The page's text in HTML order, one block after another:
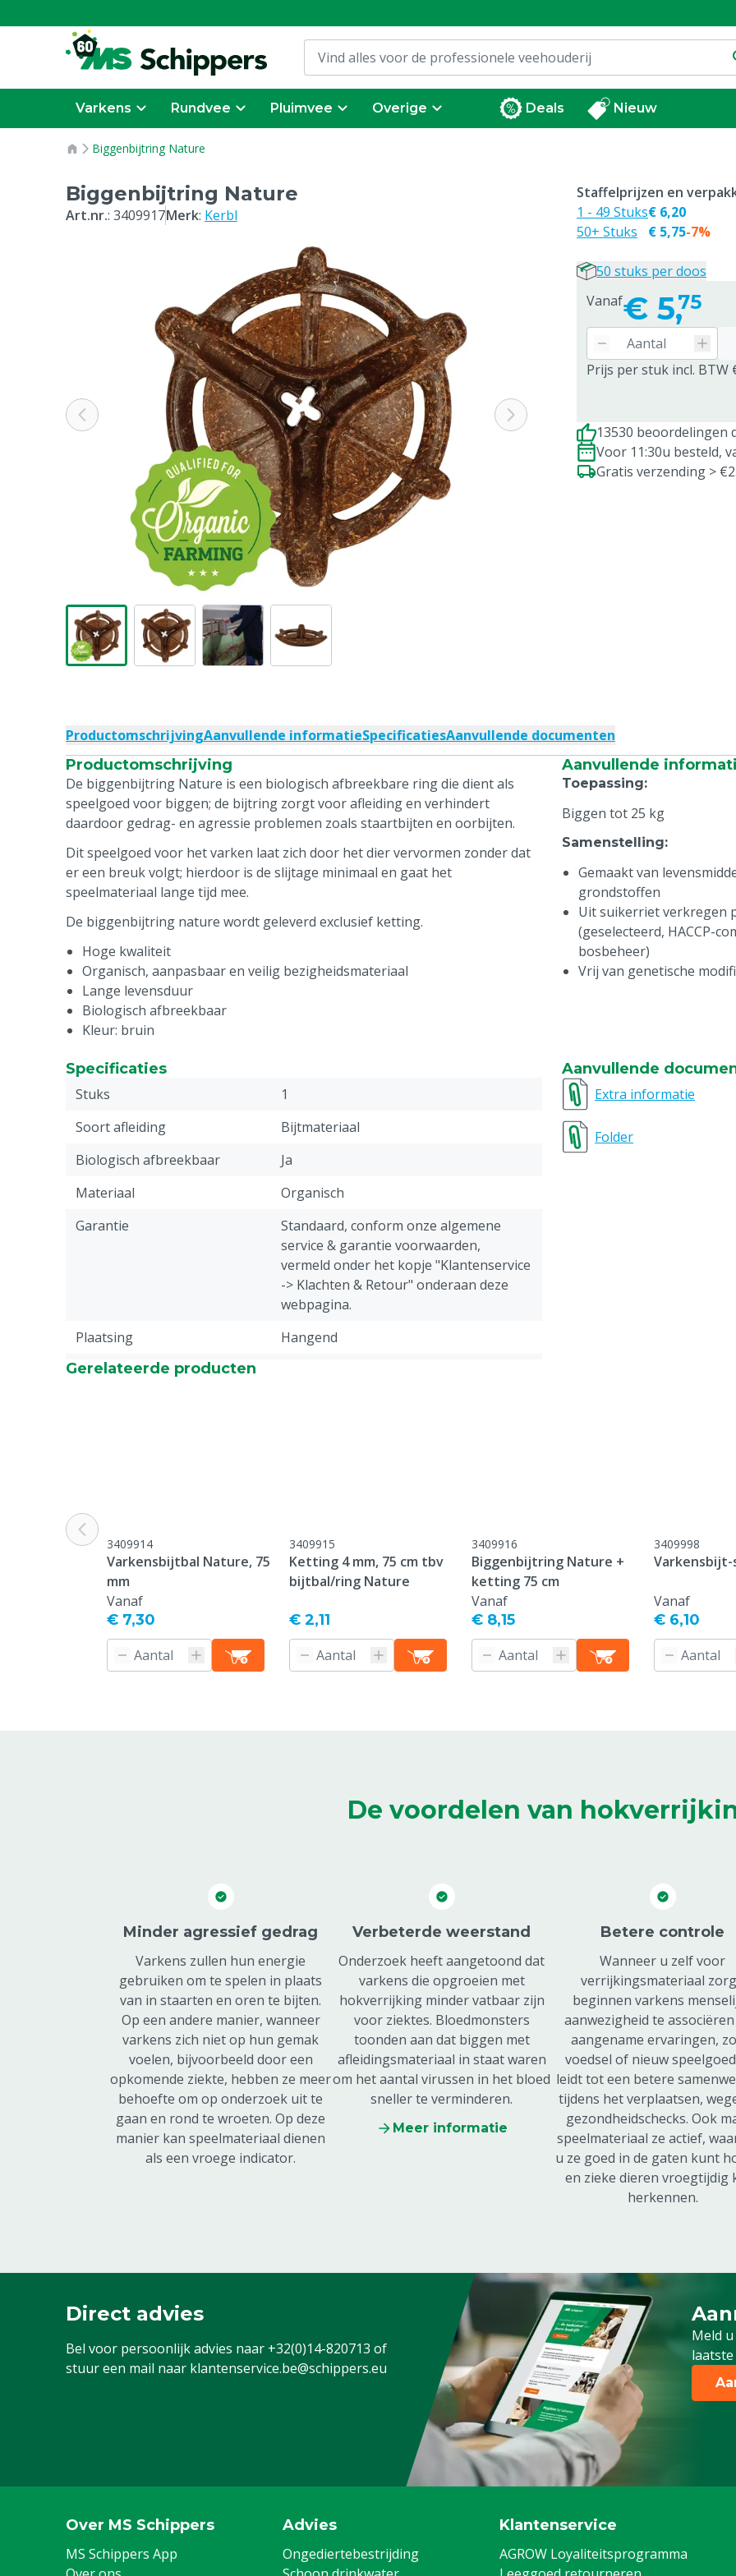
Varkens Rundvee Pluimvee Overige Deals Nieuw
Biggenbijtring Nature
Biggenbijtring Nature
Art.nr.: 3409917Merk: Kerbl
Vanaf€ 5,75
Prijs per stuk incl. BTW
Staffelprijzen en
1 - 49 Stuks
50+ Stuks
€ 6,20
€ 5,75-7%
50 stuks per doos
13530 beoordelingen
Voor 11:30u besteld,
Gratis verzending >
ProductomschrijvingAanvullende informatieSpecificatiesAanvullende documenten
Productomschrijving
De biggenbijtring Nature is een biologisch afbreekbare ring die dient als
speelgoed voor biggen; de bijtring zorgt voor afleiding en verhindert
daardoor gedrag- en agressie problemen zoals staartbijten en oorbijten.
Dit speelgoed voor het varken laat zich door het dier vervormen zonder dat
er een breuk volgt; hierdoor is de slijtage minimaal en gaat het
speelmateriaal lange tijd mee.
De biggenbijtring nature wordt geleverd exclusief ketting.
Hoge kwaliteit
Organisch, aanpasbaar en veilig bezigheidsmateriaal
Lange levensduur
Biologisch afbreekbaar
Kleur: bruin
Aanvullende
Toepassing:
Biggen tot 25 kg
Samenstelling:
Gemaakt van
grondstoffen
Uit suikerriet verkregen
(geselecteerd, HACCP-
bosbeheer)
Vrij van genetische
Specificaties
Stuks
1
Soort afleiding
Bijtmateriaal
Biologisch afbreekbaar
Ja
Materiaal
Organisch
Garantie
Standaard, conform onze algemene
service & garantie voorwaarden,
vermeld onder het kopje "Klantenservice
-> Klachten & Retour" onderaan deze
webpagina.
Plaatsing
Hangend
Diergroep
Aanvullende
Extra informatie
Folder
Gerelateerde producten
3409914
Varkensbijtbal Nature, 75
mm
Vanaf
€ 7,30
3409915
Ketting 4 mm, 75 cm tbv
bijtbal/ring Nature
€ 2,11
3409916
Biggenbijtring Nature +
ketting 75 cm
Vanaf
€ 8,15
3409998
Vanaf
€ 6,10
De voordelen van
Minder agressief gedrag
Varkens zullen hun energie
gebruiken om te spelen in plaats
van in staarten en oren te bijten.
Op een andere manier, wanneer
varkens zich niet op hun gemak
voelen, bijvoorbeeld door een
opkomende ziekte, hebben ze meer
behoefte om op onderzoek uit te
gaan en rond te wroeten. Op deze
manier kan speelmateriaal dienen
als een vroege indicator.
Verbeterde weerstand
Onderzoek heeft aangetoond dat
varkens die opgroeien met
hokverrijking minder vatbaar zijn
voor ziektes. Bloedmonsters
toonden aan dat biggen met
afleidingsmateriaal in staat waren
om het aantal virussen in het bloed
sneller te verminderen.
Meer informatie
Betere controle
Wanneer u zelf voor
verrijkingsmateriaal
beginnen varkens
aanwezigheid te
aangename ervaringen,
voedsel of nieuw
leidt tot een betere
tijdens het verplaatsen,
gezondheidschecks. Ook
speelmateriaal ze actief,
u ze goed in de gaten kunt
en zieke dieren vroegtijdig
herkennen.
Direct advies
Bel voor persoonlijk advies naar +32(0)14-820713 of
stuur een mail naar klantenservice.be@schippers.eu
Meld
Meld
Over MS Schippers
MS Schippers App
Advies
Ongediertebestrijding
Klantenservice
AGROW Loyaliteitsprogramma